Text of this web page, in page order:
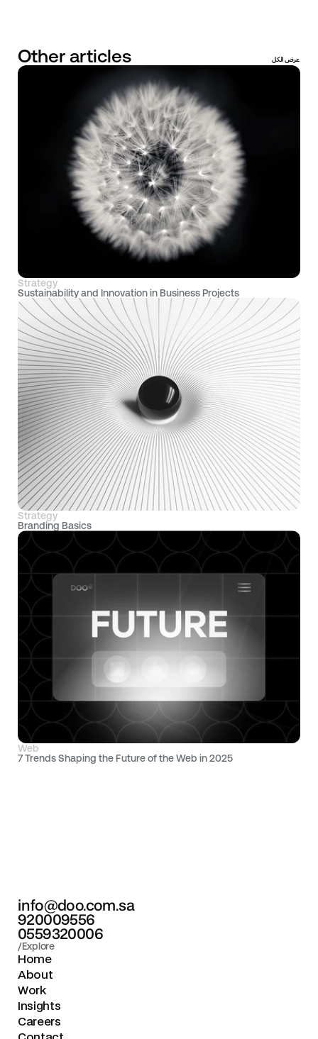
Other articles عرض الكل
Strategy
Sustainability and Innovation in Business Projects
Strategy
Branding Basics
Web
7 Trends Shaping the Future of the Web in 2025
info@doo.com.sa
920009556
0559320006
/Explore
Home
About
Work
Insights
Careers